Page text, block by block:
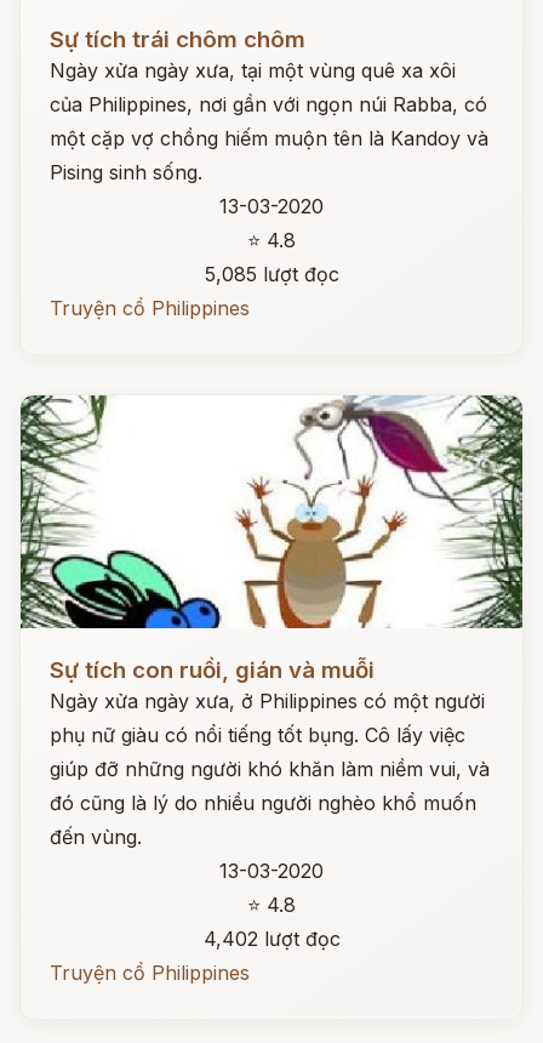
Sự tích trái chôm chôm
Ngày xửa ngày xưa, tại một vùng quê xa xôi
của Philippines, nơi gần với ngọn núi Rabba, có
một cặp vợ chồng hiếm muộn tên là Kandoy và
Pising sinh sống.
13-03-2020
⭐ 4.8
5,085 lượt đọc
Truyện cổ Philippines
Sự tích con ruồi, gián và muỗi
Ngày xửa ngày xưa, ở Philippines có một người
phụ nữ giàu có nổi tiếng tốt bụng. Cô lấy việc
giúp đỡ những người khó khăn làm niềm vui, và
đó cũng là lý do nhiều người nghèo khổ muốn
đến vùng.
13-03-2020
⭐ 4.8
4,402 lượt đọc
Truyện cổ Philippines